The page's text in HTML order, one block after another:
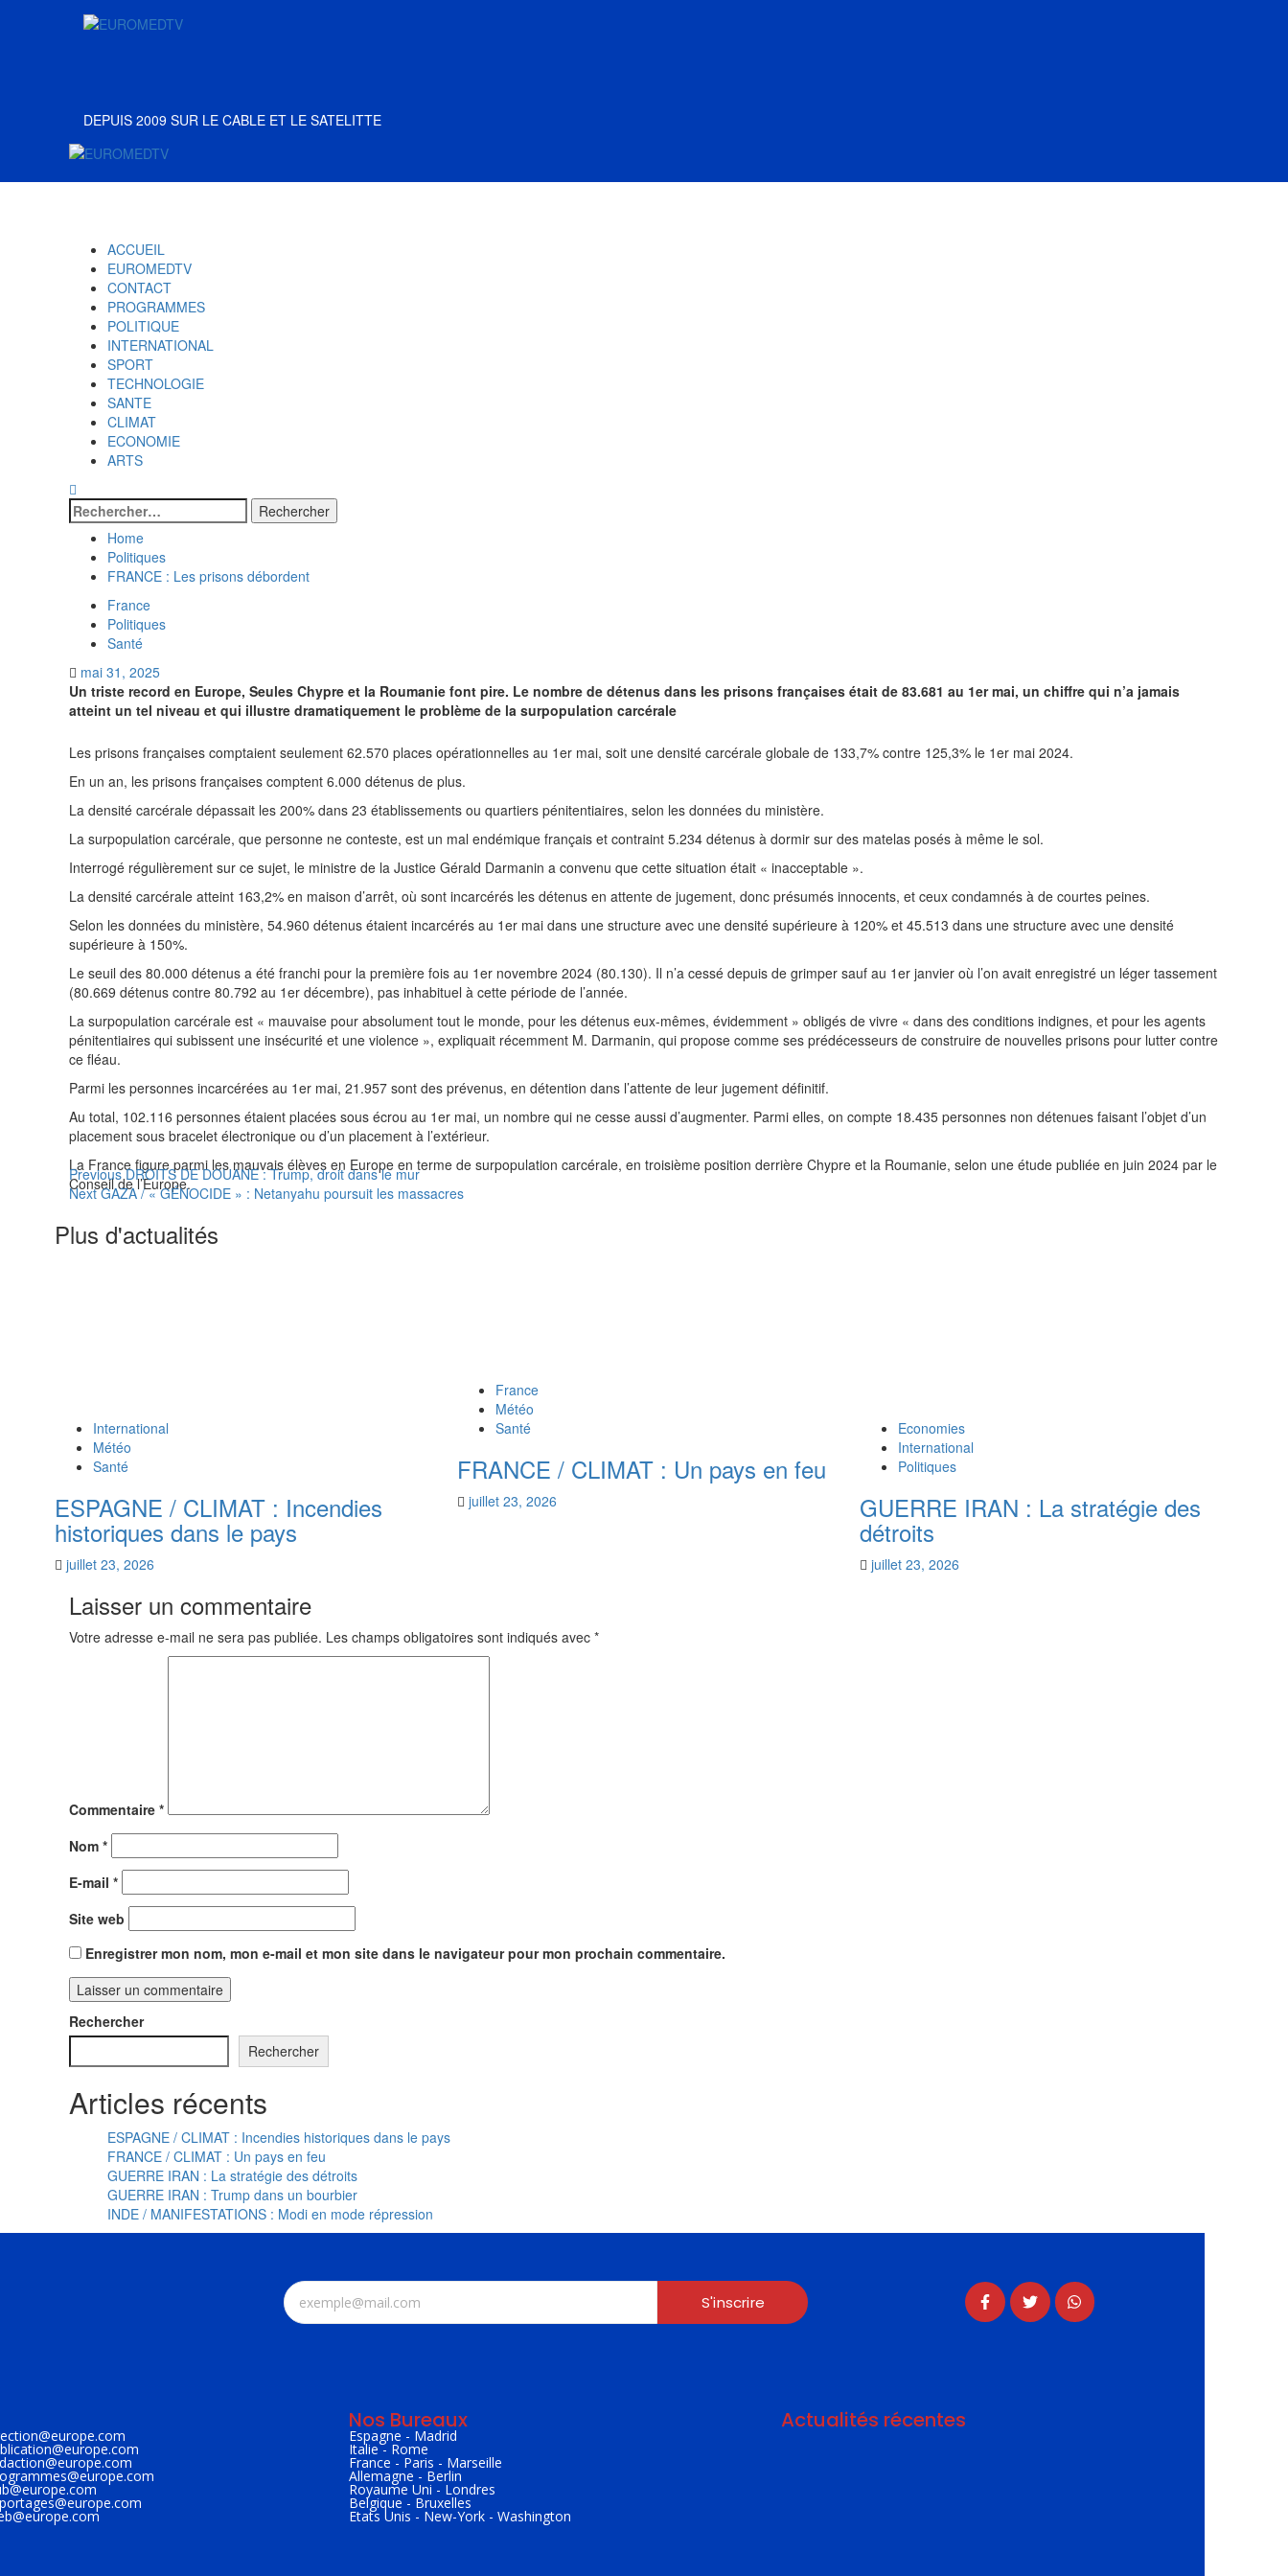
ACCUEIL
EUROMEDTV
CONTACT
PROGRAMMES
POLITIQUE
INTERNATIONAL
SPORT
TECHNOLOGIE
SANTE
CLIMAT
ECONOMIE
ARTS
Home
Politiques
FRANCE : Les prisons débordent
France
Politiques
Santé
mai 31, 2025
Un triste record en Europe, Seules Chypre et la Roumanie font pire. Le nombre de détenus dans les prisons françaises était de 83.681 au 1er mai, un chiffre qui n’a jamais
atteint un tel niveau et qui illustre dramatiquement le problème de la surpopulation carcérale
Les prisons françaises comptaient seulement 62.570 places opérationnelles au 1er mai, soit une densité carcérale globale de 133,7% contre 125,3% le 1er mai 2024.
En un an, les prisons françaises comptent 6.000 détenus de plus.
La densité carcérale dépassait les 200% dans 23 établissements ou quartiers pénitentiaires, selon les données du ministère.
La surpopulation carcérale, que personne ne conteste, est un mal endémique français et contraint 5.234 détenus à dormir sur des matelas posés à même le sol.
Interrogé régulièrement sur ce sujet, le ministre de la Justice Gérald Darmanin a convenu que cette situation était « inacceptable ».
La densité carcérale atteint 163,2% en maison d’arrêt, où sont incarcérés les détenus en attente de jugement, donc présumés innocents, et ceux condamnés à de courtes peines.
Selon les données du ministère, 54.960 détenus étaient incarcérés au 1er mai dans une structure avec une densité supérieure à 120% et 45.513 dans une structure avec une densité
supérieure à 150%.
Le seuil des 80.000 détenus a été franchi pour la première fois au 1er novembre 2024 (80.130). Il n’a cessé depuis de grimper sauf au 1er janvier où l’on avait enregistré un léger tassement
(80.669 détenus contre 80.792 au 1er décembre), pas inhabituel à cette période de l’année.
La surpopulation carcérale est « mauvaise pour absolument tout le monde, pour les détenus eux-mêmes, évidemment » obligés de vivre « dans des conditions indignes, et pour les agents
pénitentiaires qui subissent une insécurité et une violence », expliquait récemment M. Darmanin, qui propose comme ses prédécesseurs de construire de nouvelles prisons pour lutter contre
ce fléau.
Parmi les personnes incarcérées au 1er mai, 21.957 sont des prévenus, en détention dans l’attente de leur jugement définitif.
Au total, 102.116 personnes étaient placées sous écrou au 1er mai, un nombre qui ne cesse aussi d’augmenter. Parmi elles, on compte 18.435 personnes non détenues faisant l’objet d’un
placement sous bracelet électronique ou d’un placement à l’extérieur.
La France figure parmi les mauvais élèves en Europe en terme de surpopulation carcérale, en troisième position derrière Chypre et la Roumanie, selon une étude publiée en juin 2024 par le
Conseil de l’Europe.
PreviousDROITS DE DOUANE : Trump, droit dans le mur
NextGAZA / « GÉNOCIDE » : Netanyahu poursuit les massacres
Plus d'actualités
International
Météo
Santé
ESPAGNE / CLIMAT : Incendies
historiques dans le pays
juillet 23, 2026
France
Météo
Santé
FRANCE / CLIMAT : Un pays en feu
juillet 23, 2026
Economies
International
Politiques
GUERRE IRAN : La stratégie des
détroits
juillet 23, 2026
Laisser un commentaire
Votre adresse e-mail ne sera pas publiée. Les champs obligatoires sont indiqués avec *
Commentaire *
Nom *
E-mail *
Site web
Enregistrer mon nom, mon e-mail et mon site dans le navigateur pour mon prochain commentaire.
Rechercher
Rechercher
Articles récents
ESPAGNE / CLIMAT : Incendies historiques dans le pays
FRANCE / CLIMAT : Un pays en feu
GUERRE IRAN : La stratégie des détroits
GUERRE IRAN : Trump dans un bourbier
INDE / MANIFESTATIONS : Modi en mode répression
S'inscrire
europe.com
europe.com
europe.com
europe.com
europe.com
europe.com
europe.com
Nos Bureaux
Espagne - Madrid
Italie - Rome
France - Paris - Marseille
Allemagne - Berlin
Royaume Uni - Londres
Belgique - Bruxelles
Etats Unis - New-York - Washington
Actualités récentes